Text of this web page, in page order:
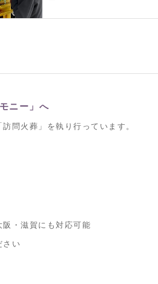
ニー」へ
問火葬」を執り行っています。
・滋賀にも対応可能
さい